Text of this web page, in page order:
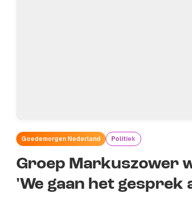
Goedemorgen Nederland Politiek
Groep Markuszower
'We gaan het gesprek